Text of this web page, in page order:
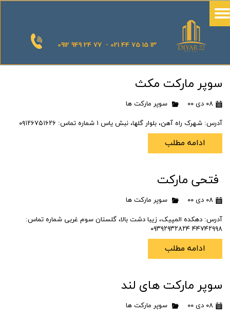
0912 949 24 77 - 021 44 75 15 13
سوپر مارکت مکث
۰۸ دی ۰۰ سوپر مارکت ها
آدرس: شهرک راه آهن، بلوار گلها، نبش یاس ۱ شماره تماس: ۰۹۱۲۶۷۵۱۶۲۶
ادامه مطلب
فتحی مارکت
۰۸ دی ۰۰ سوپر مارکت ها
آدرس: دهکده المپیک، زیبا دشت بالا، گلستان سوم غربی شماره تماس:
۴۴۷۴۲۹۹۸ ۰۹۳۹۲۹۳۲۸۲۴
ادامه مطلب
سوپر مارکت های لند
۰۸ دی ۰۰ سوپر مارکت ها